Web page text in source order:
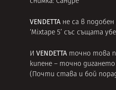
VENDETTA не са в
‘Mixtape 5’ със същата
И VENDETTA точно това
кипене – точно
(Почти става и бой